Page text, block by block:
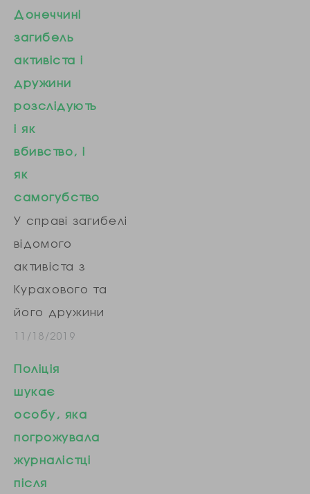
Донеччині
загибель
активіста і
дружини
розслідують
і як
вбивство, і
як
самогубство
У справі загибелі
відомого
активіста з
Курахового та
його дружини
поліція розглядає
умисне вбивство
або самогубство.
Про це йдеться у
відповіді
Волноваської
11/18/2019
Поліція
шукає
особу, яка
погрожувала
журналістці
після